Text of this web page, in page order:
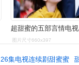
图片尺寸660x397
26集电视连续剧甜蜜蜜